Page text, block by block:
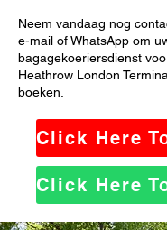
Neem vandaag nog
e-mail of WhatsApp om
bagagekoeriersdienst
Heathrow London
boeken.